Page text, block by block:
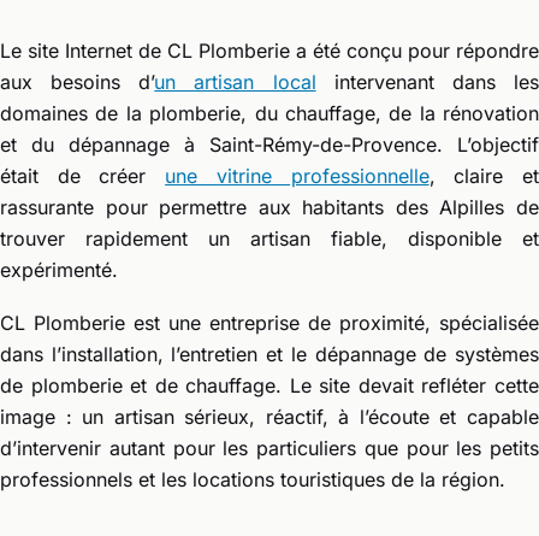
Le site Internet de CL Plomberie a été conçu pour répondre
aux besoins d’un artisan local intervenant dans les
domaines de la plomberie, du chauffage, de la rénovation
et du dépannage à Saint-Rémy-de-Provence. L’objectif
était de créer une vitrine professionnelle, claire et
rassurante pour permettre aux habitants des Alpilles de
trouver rapidement un artisan fiable, disponible et
expérimenté.
CL Plomberie est une entreprise de proximité, spécialisée
dans l’installation, l’entretien et le dépannage de systèmes
de plomberie et de chauffage. Le site devait refléter cette
image : un artisan sérieux, réactif, à l’écoute et capable
d’intervenir autant pour les particuliers que pour les petits
professionnels et les locations touristiques de la région.